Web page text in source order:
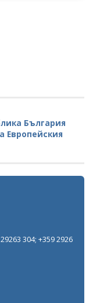
България
Европейския
304; +359 2926